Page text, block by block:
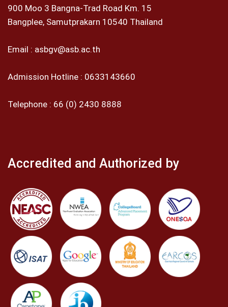
900 Moo 3 Bangna-Trad Road Km. 15
Bangplee, Samutprakarn 10540 Thailand
Email : asbgv@asb.ac.th
Admission Hotline : 0633143660
Telephone : 66 (0) 2430 8888
Accredited and Authorized by